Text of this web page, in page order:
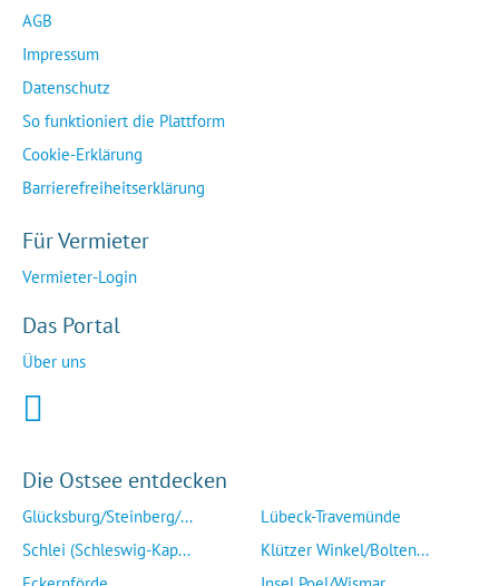
AGB
Impressum
Datenschutz
So funktioniert die Plattform
Cookie-Erklärung
Barrierefreiheitserklärung
Für Vermieter
Vermieter-Login
Das Portal
Über uns
Die Ostsee entdecken
Glücksburg/Steinberg/...
Schlei (Schleswig-Kap...
Lübeck-Travemünde
Klützer Winkel/Bolten...